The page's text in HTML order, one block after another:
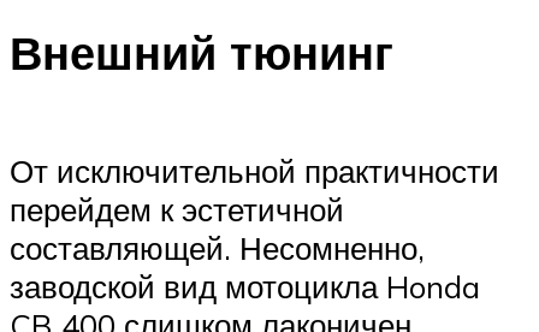
Внешний тюнинг
От исключительной практичности
перейдем к эстетичной
составляющей. Несомненно,
заводской вид мотоцикла Honda